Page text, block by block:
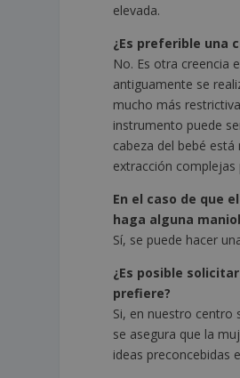
elevada.
¿Es preferible una
No. Es otra creencia
antiguamente se
mucho más
instrumento puede
cabeza del bebé
extracción
En el caso de que
haga alguna
Sí, se puede hacer
¿Es posible
prefiere?
Si, en nuestro centro
se asegura que la
ideas preconcebidas